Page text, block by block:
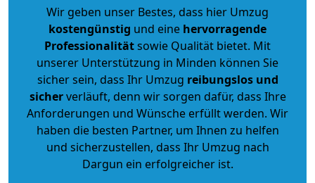
Wir geben unser Bestes, dass hier Umzug
kostengünstig und eine hervorragende
Professionalitätsowie Qualität bietet. Mit
unserer Unterstützung in Minden können Sie
sicher sein, dass Ihr Umzug reibungslos und
sicherverläuft, denn wir sorgen dafür, dass Ihre
Anforderungen und Wünsche erfüllt werden. Wir
haben die besten Partner, um Ihnen zu helfen
und sicherzustellen, dass Ihr Umzug nach
Dargun ein erfolgreicher ist.